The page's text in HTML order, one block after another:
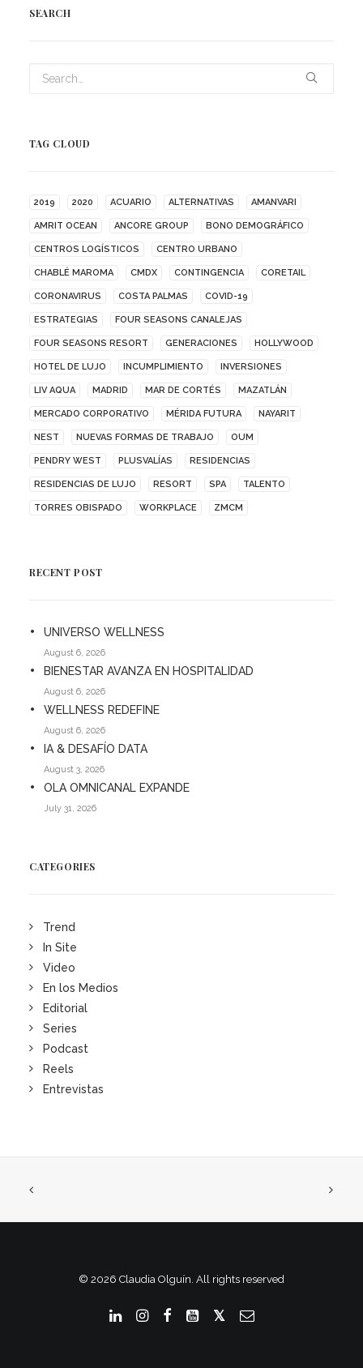
SEARCH
TAG CLOUD
2019 2020 ACUARIO ALTERNATIVAS AMANVARI
AMRIT OCEAN ANCORE GROUP BONO DEMOGRÁFICO
CENTROS LOGÍSTICOS CENTRO URBANO
CHABLÉ MAROMA CMDX CONTINGENCIA CORETAIL
CORONAVIRUS COSTA PALMAS COVID-19
ESTRATEGIAS FOUR SEASONS CANALEJAS
FOUR SEASONS RESORT GENERACIONES HOLLYWOOD
HOTEL DE LUJO INCUMPLIMIENTO INVERSIONES
LIV AQUA MADRID MAR DE CORTÉS MAZATLÁN
MERCADO CORPORATIVO MÉRIDA FUTURA NAYARIT
NEST NUEVAS FORMAS DE TRABAJO OUM
PENDRY WEST PLUSVALÍAS RESIDENCIAS
RESIDENCIAS DE LUJO RESORT SPA TALENTO
TORRES OBISPADO WORKPLACE ZMCM
RECENT POST
UNIVERSO WELLNESS
August 6, 2026
BIENESTAR AVANZA EN HOSPITALIDAD
August 6, 2026
WELLNESS REDEFINE
August 6, 2026
IA & DESAFÍO DATA
August 3, 2026
OLA OMNICANAL EXPANDE
July 31, 2026
CATEGORIES
Trend
In Site
Video
En los Medios
Editorial
Series
Podcast
Reels
Entrevistas
© 2026 Claudia Olguín. All rights reserved